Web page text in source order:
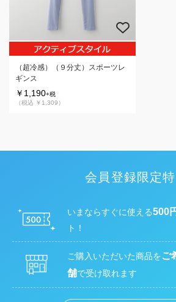
（超冷感）（９分丈）スポーツレ
ギンス
￥1,190+税
（税込 ￥1,309）
会員登録限定
いまならすぐに使える500
ト！
ご購入いただいた商品をご
舗で受け取れます